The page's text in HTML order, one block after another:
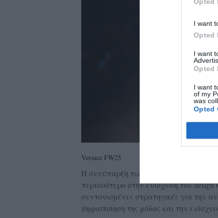
I want
Opted
I want
Opted
I want
of my
was
Opted
Versace FW25
Η συνύπαρξη των δύο αυτών ισχυρών
περισσότερο στην ενίσχυση του
συντονισμένες στρατηγικές για την
ψηφιοποίηση της μόδας και την